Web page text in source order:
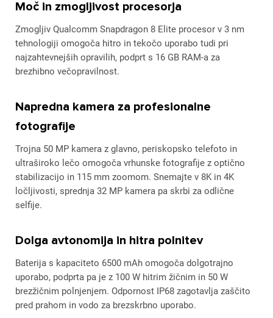
Moč in zmogljivost procesorja
Zmogljiv Qualcomm Snapdragon 8 Elite procesor v 3 nm
tehnologiji omogoča hitro in tekočo uporabo tudi pri
najzahtevnejših opravilih, podprt s 16 GB RAM-a za
brezhibno večopravilnost.
Napredna kamera za profesionalne
fotografije
Trojna 50 MP kamera z glavno, periskopsko telefoto in
ultraširoko lečo omogoča vrhunske fotografije z optično
stabilizacijo in 115 mm zoomom. Snemajte v 8K in 4K
ločljivosti, sprednja 32 MP kamera pa skrbi za odlične
selfije.
Dolga avtonomija in hitra polnitev
Baterija s kapaciteto 6500 mAh omogoča dolgotrajno
uporabo, podprta pa je z 100 W hitrim žičnim in 50 W
brezžičnim polnjenjem. Odpornost IP68 zagotavlja zaščito
pred prahom in vodo za brezskrbno uporabo.